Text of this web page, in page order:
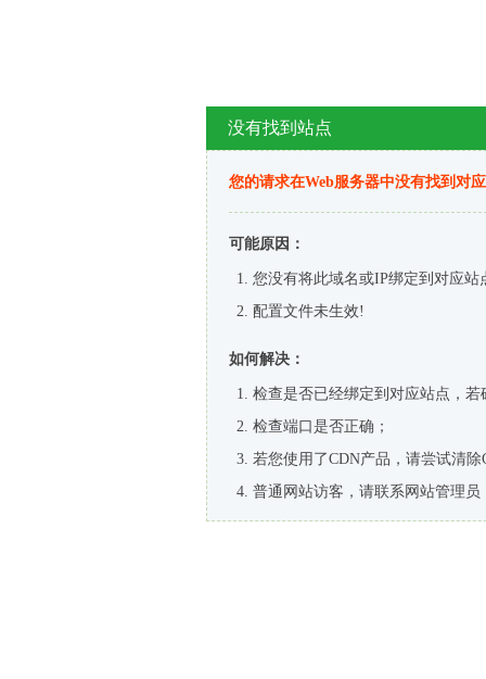
没有找到站点
您的请求在Web服务器中没有找到对
可能原因：
您没有将此域名或IP绑定到对应站
配置文件未生效!
如何解决：
检查是否已经绑定到对应站点，
检查端口是否正确；
若您使用了CDN产品，请尝试清除
普通网站访客，请联系网站管理员